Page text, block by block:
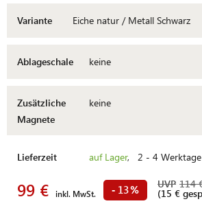
Variante Eiche natur / Metall Schwarz
Ablageschale keine
Zusätzliche
Magnete
keine
Lieferzeit auf Lager, 2 - 4 Werktage
99 € inkl. MwSt. - 13%
UVP 114
(15 €